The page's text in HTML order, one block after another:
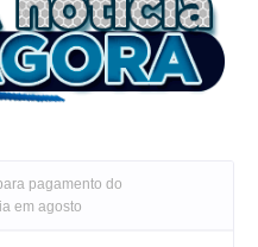
pagamento do
em agosto